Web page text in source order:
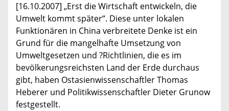
[16.10.2007] „Erst die Wirtschaft entwickeln, die
Umwelt kommt später“. Diese unter lokalen
Funktionären in China verbreitete Denke ist ein
Grund für die mangelhafte Umsetzung von
Umweltgesetzen und ?Richtlinien, die es im
bevölkerungsreichsten Land der Erde durchaus
gibt, haben Ostasienwissenschaftler Thomas
Heberer und Politikwissenschaftler Dieter Grunow
festgestellt.